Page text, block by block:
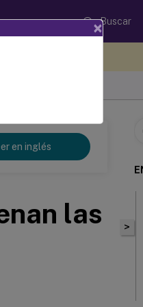
Buscar
en inglés
las
>
×